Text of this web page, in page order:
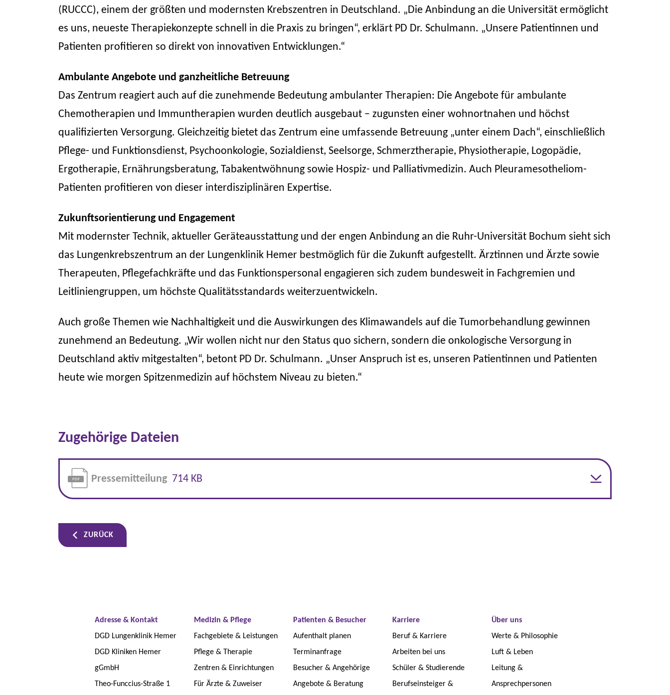
(RUCCC), einem der größten und modernsten Krebszentren in Deutschland. „Die Anbindung an die Universität ermöglicht
es uns, neueste Therapiekonzepte schnell in die Praxis zu bringen“, erklärt PD Dr. Schulmann. „Unsere Patientinnen und
Patienten profitieren so direkt von innovativen Entwicklungen.“
Ambulante Angebote und ganzheitliche Betreuung
Das Zentrum reagiert auch auf die zunehmende Bedeutung ambulanter Therapien: Die Angebote für ambulante
Chemotherapien und Immuntherapien wurden deutlich ausgebaut – zugunsten einer wohnortnahen und höchst
qualifizierten Versorgung. Gleichzeitig bietet das Zentrum eine umfassende Betreuung „unter einem Dach“, einschließlich
Pflege- und Funktionsdienst, Psychoonkologie, Sozialdienst, Seelsorge, Schmerztherapie, Physiotherapie, Logopädie,
Ergotherapie, Ernährungsberatung, Tabakentwöhnung sowie Hospiz- und Palliativmedizin. Auch Pleuramesotheliom-
Patienten profitieren von dieser interdisziplinären Expertise.
Zukunftsorientierung und Engagement
Mit modernster Technik, aktueller Geräteausstattung und der engen Anbindung an die Ruhr-Universität Bochum sieht sich
das Lungenkrebszentrum an der Lungenklinik Hemer bestmöglich für die Zukunft aufgestellt. Ärztinnen und Ärzte sowie
Therapeuten, Pflegefachkräfte und das Funktionspersonal engagieren sich zudem bundesweit in Fachgremien und
Leitliniengruppen, um höchste Qualitätsstandards weiterzuentwickeln.
Auch große Themen wie Nachhaltigkeit und die Auswirkungen des Klimawandels auf die Tumorbehandlung gewinnen
zunehmend an Bedeutung. „Wir wollen nicht nur den Status quo sichern, sondern die onkologische Versorgung in
Deutschland aktiv mitgestalten“, betont PD Dr. Schulmann. „Unser Anspruch ist es, unseren Patientinnen und Patienten
heute wie morgen Spitzenmedizin auf höchstem Niveau zu bieten.“
Zugehörige Dateien
Pressemitteilung 714 KB
ZURÜCK
Adresse & Kontakt
DGD Lungenklinik Hemer
DGD Kliniken Hemer
gGmbH
Theo-Funccius-Straße 1
Medizin & Pflege
Fachgebiete & Leistungen
Pflege & Therapie
Zentren & Einrichtungen
Für Ärzte & Zuweiser
Patienten & Besucher
Aufenthalt planen
Terminanfrage
Besucher & Angehörige
Angebote & Beratung
Karriere
Beruf & Karriere
Arbeiten bei uns
Schüler & Studierende
Berufseinsteiger &
Über uns
Werte & Philosophie
Luft & Leben
Leitung &
Ansprechpersonen